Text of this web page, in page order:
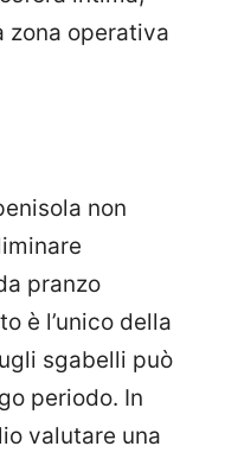
zona operativa
non
pranzo
è l’unico della
sgabelli può
periodo. In
valutare una